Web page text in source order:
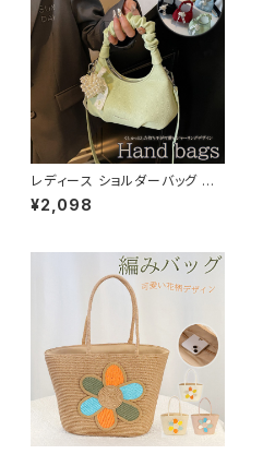
レディース ショルダーバッグ ト
ートバッグ 肩掛け 大きめハート
ピース きれいめ 可愛い
¥2,098